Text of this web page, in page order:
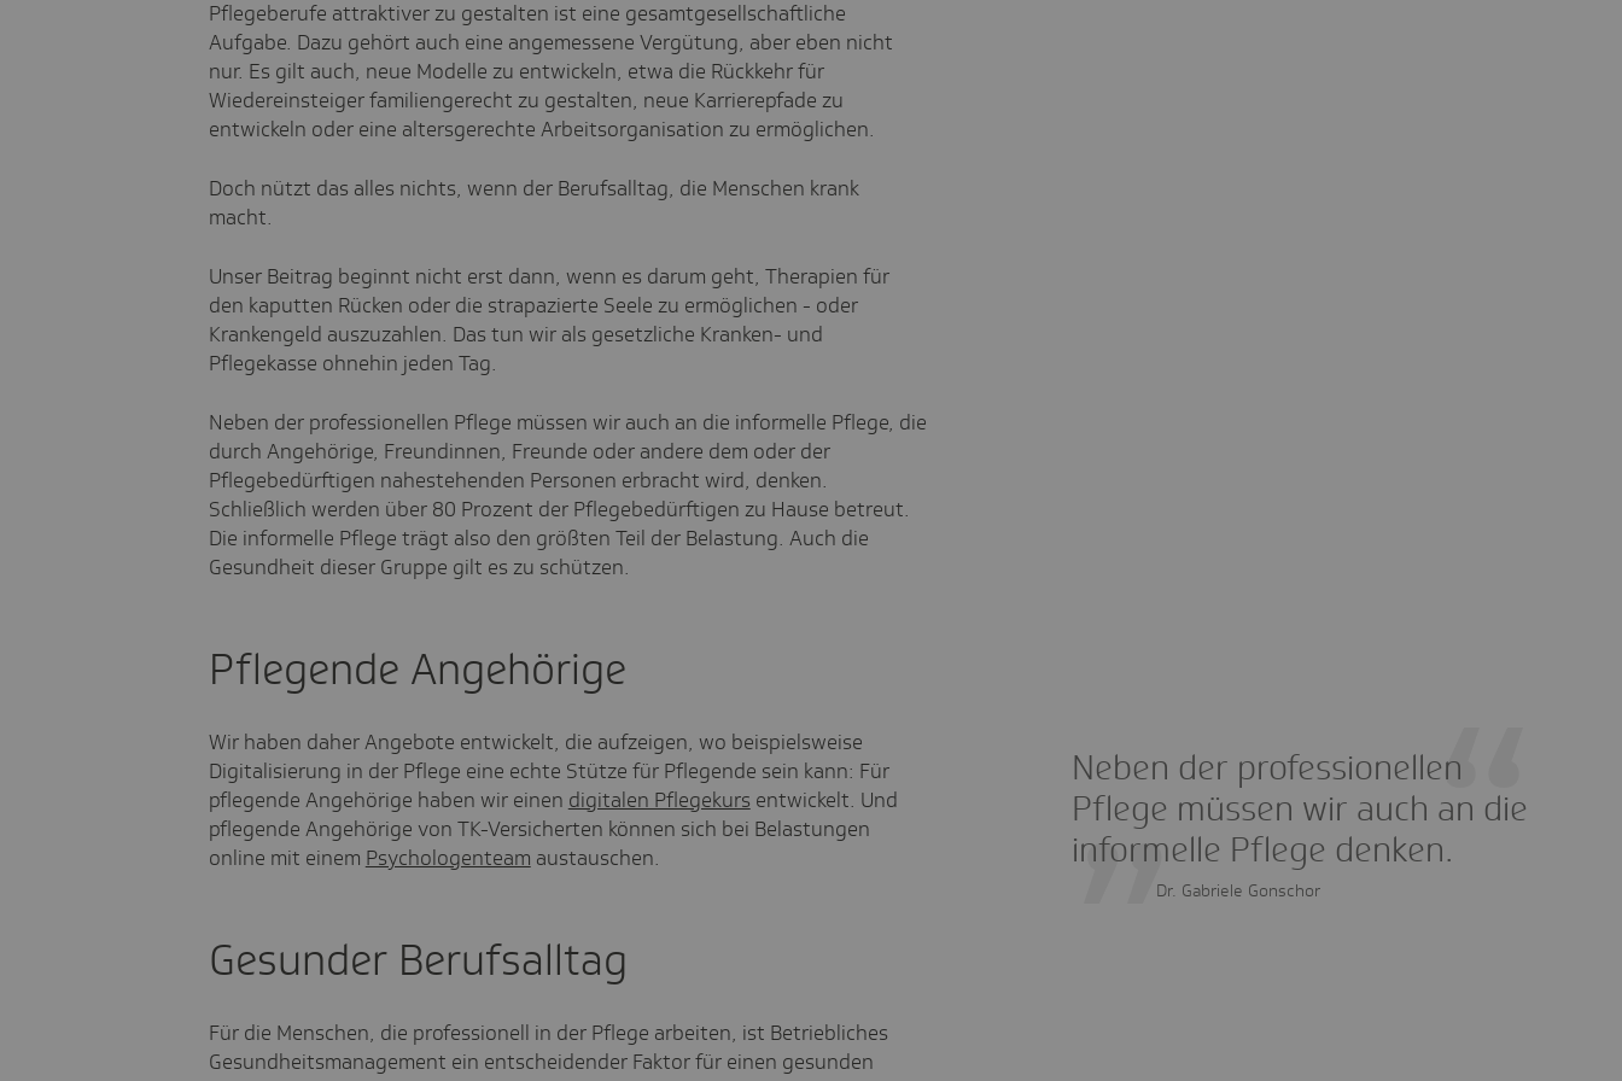
Pflegeberufe attraktiver zu gestalten ist eine gesamtgesellschaftliche
Aufgabe. Dazu gehört auch eine angemessene Vergütung, aber eben nicht
nur. Es gilt auch, neue Modelle zu entwickeln, etwa die Rückkehr für
Wiedereinsteiger familiengerecht zu gestalten, neue Karrierepfade zu
entwickeln oder eine altersgerechte Arbeitsorganisation zu ermöglichen.
Doch nützt das alles nichts, wenn der Berufsalltag, die Menschen krank
macht.
Unser Beitrag beginnt nicht erst dann, wenn es darum geht, Therapien für
den kaputten Rücken oder die strapazierte Seele zu ermöglichen - oder
Krankengeld auszuzahlen. Das tun wir als gesetzliche Kranken- und
Pflegekasse ohnehin jeden Tag.
Neben der professionellen Pflege müssen wir auch an die informelle Pflege, die
durch Angehörige, Freundinnen, Freunde oder andere dem oder der
Pflegebedürftigen nahestehenden Personen erbracht wird, denken.
Schließlich werden über 80 Prozent der Pflegebedürftigen zu Hause betreut.
Die informelle Pflege trägt also den größten Teil der Belastung. Auch die
Gesundheit dieser Gruppe gilt es zu schützen.
Pflegende Angehörige
Wir haben daher Angebote entwickelt, die aufzeigen, wo beispielsweise
Digitalisierung in der Pflege eine echte Stütze für Pflegende sein kann: Für
pflegende Angehörige haben wir einen digitalen Pflegekurs entwickelt. Und
pflegende Angehörige von TK-Versicherten können sich bei Belastungen
online mit einem Psychologenteam austauschen.
Neben der professionellen
Pflege müssen wir auch an die
informelle Pflege denken.
Dr. Gabriele Gonschor
Gesunder Berufsalltag
Für die Menschen, die professionell in der Pflege arbeiten, ist Betriebliches
Gesundheitsmanagement ein entscheidender Faktor für einen gesunden